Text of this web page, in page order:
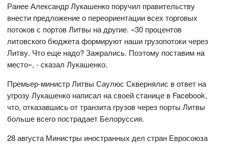
Ранее Александр Лукашенко поручил правительству
внести предложение о переориентации всех торговых
потоков с портов Литвы на другие. «30 процентов
литовского бюджета формируют наши грузопотоки через
Литву. Что еще надо? Зажрались. Поэтому поставим на
место», - сказал Лукашенко.
Премьер-министр Литвы Саулюс Сквернялис в ответ на
угрозу Лукашенко написал на своей станице в Facebook,
что, отказавшись от транзита грузов через порты Литвы
больше всего пострадает Белоруссия.
28 августа Министры иностранных дел стран Евросоюза